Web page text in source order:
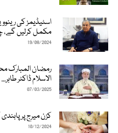
اسٹیڈیمز کی
مکمل کرلیں گے،
19/08/2024
رمضان المبارک
الاسلام ڈاکٹر طاہر...
07/03/2025
کزن میرج پر
10/12/2024